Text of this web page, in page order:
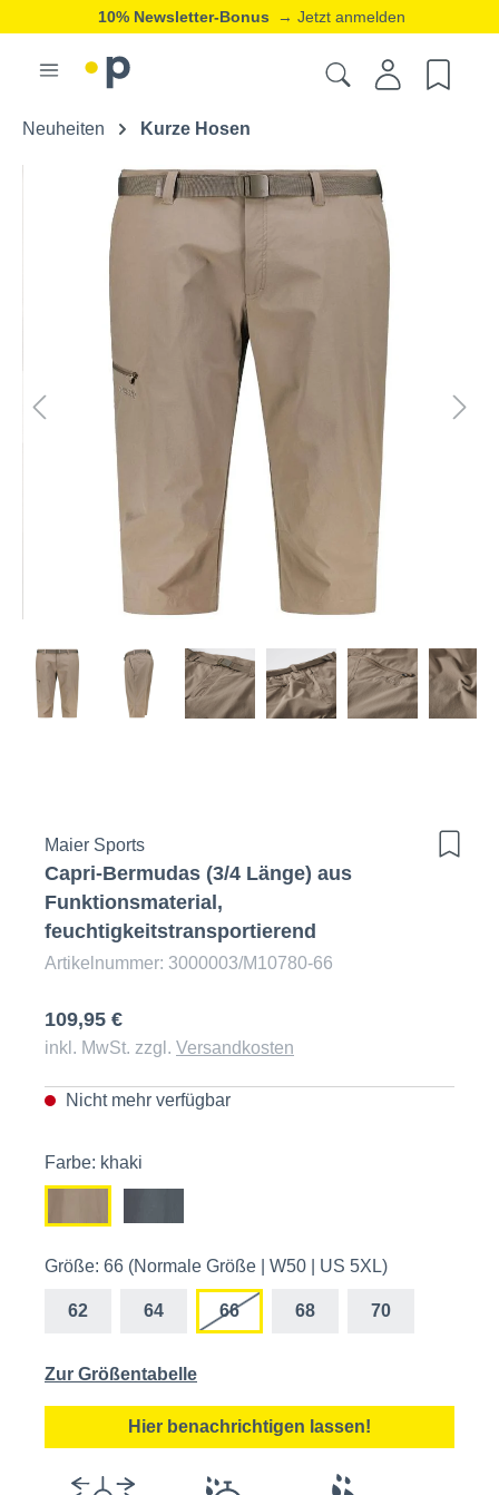
10% Newsletter-Bonus → Jetzt anmelden
Neuheiten Kurze Hosen
Maier Sports
Capri-Bermudas (3/4 Länge) aus
Funktionsmaterial,
feuchtigkeitstransportierend
Artikelnummer: 3000003/M10780-66
109,95 €
inkl. MwSt. zzgl. Versandkosten
Nicht mehr verfügbar
Farbe: khaki
Größe: 66 (Normale Größe | W50 | US 5XL)
62 64 66 68 70
Zur Größentabelle
Hier benachrichtigen lassen!